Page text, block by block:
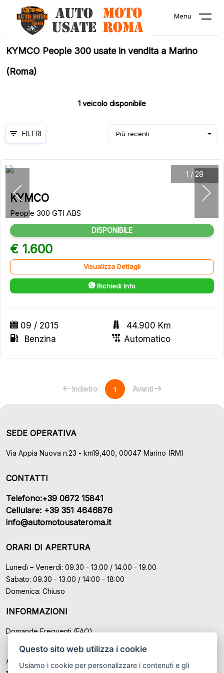
Menu
Questo sito web utilizza i cookie
Usiamo i cookie per personalizzare i contenuti e gli
KYMCO People 300 usate in vendita a Marino
(Roma)
1 veicolo disponibile
Più recenti
FILTRI
1 / 28
KYMCO
People 300 GTI ABS
DISPONIBILE
€ 1.600
Visualizza Dettagli
Richiedi Info
09 / 2015
44.900 Km
Benzina
Automatico
Indietro 1 Avanti
SEDE OPERATIVA
Via Appia Nuova n.23 - km19,400, 00047 Marino (RM)
CONTATTI
Telefono:+39 0672 15841
Cellulare: +39 351 4646876
info@automotousateroma.it
ORARI DI APERTURA
Lunedì – Venerdì: 09.30 - 13.00 / 14.00 - 19.00
Sabato: 09.30 - 13.00 / 14:00 - 18:00
Domenica: Chiuso
INFORMAZIONI
Domande Frequenti (FAQ)
Auto Moto Usate Roma Srl sede di Marino - Roma, P.IVA: IT